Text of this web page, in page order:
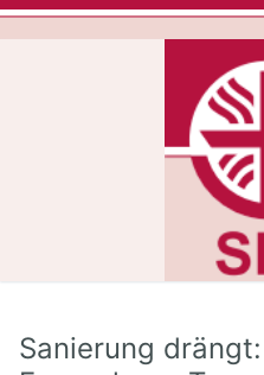
Zum
Inhalt
Sanierung